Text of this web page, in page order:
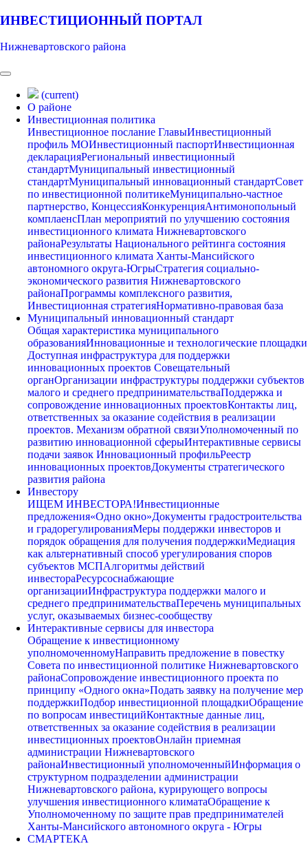
ИНВЕСТИЦИОННЫЙ ПОРТАЛ
Нижневартовского района
(current)
О районе
Инвестиционная политика
Инвестиционное послание ГлавыИнвестиционный
профиль МОИнвестиционный паспортИнвестиционная
декларацияРегиональный инвестиционный
стандартМуниципальный инвестиционный
стандартМуниципальный инновационный стандартСовет
по инвестиционной политикеМуниципально-частное
партнерство, КонцессияКонкуренцияАнтимонопольный
комплаенсПлан мероприятий по улучшению состояния
инвестиционного климата Нижневартовского
районаРезультаты Национального рейтинга состояния
инвестиционного климата Ханты-Мансийского
автономного округа-ЮгрыСтратегия социально-
экономического развития Нижневартовского
районаПрограммы комплексного развития,
Инвестиционная стратегияНормативно-правовая база
Муниципальный инновационный стандарт
Общая характеристика муниципального
образованияИнновационные и технологические площадки
Доступная инфраструктура для поддержки
инновационных проектов Совещательный
органОрганизации инфраструктуры поддержки субъектов
малого и среднего предпринимательстваПоддержка и
сопровождение инновационных проектовКонтакты лиц,
ответственных за оказание содействия в реализации
проектов. Механизм обратной связиУполномоченный по
развитию инновационной сферыИнтерактивные сервисы
подачи заявок Инновационный профильРеестр
инновационных проектовДокументы стратегического
развития района
Инвестору
ИЩЕМ ИНВЕСТОРА!Инвестиционные
предложения«Одно окно»Документы градостроительства
и градорегулированияМеры поддержки инвесторов и
порядок обращения для получения поддержкиМедиация
как альтернативный способ урегулирования споров
субъектов МСПАлгоритмы действий
инвестораРесурсоснабжающие
организацииИнфраструктура поддержки малого и
среднего предпринимательстваПеречень муниципальных
услуг, оказываемых бизнес-сообществу
Интерактивные сервисы для инвестора
Обращение к инвестиционному
уполномоченномуНаправить предложение в повестку
Совета по инвестиционной политике Нижневартовского
районаСопровождение инвестиционного проекта по
принципу «Одного окна»Подать заявку на получение мер
поддержкиПодбор инвестиционной площадкиОбращение
по вопросам инвестицийКонтактные данные лиц,
ответственных за оказание содействия в реализации
инвестиционных проектовОнлайн приемная
администрации Нижневартовского
районаИнвестиционный уполномоченныйИнформация о
структурном подразделении администрации
Нижневартовского района, курирующего вопросы
улучшения инвестиционного климатаОбращение к
Уполномоченному по защите прав предпринимателей
Ханты-Мансийского автономного округа - Югры
СМАРТЕКА